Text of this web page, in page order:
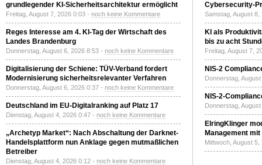
grundlegender KI-Sicherheitsarchitektur ermöglicht
Freitag, August 7, 2026 0:03 - noch keine Kommentare
Reges Interesse am 4. KI-Tag der Wirtschaft des
Landes Brandenburg
Donnerstag, August 6, 2026 8:53 - noch keine Kommentare
Digitalisierung der Schiene: TÜV-Verband fordert
Modernisierung sicherheitsrelevanter Verfahren
Donnerstag, August 6, 2026 0:37 - noch keine Kommentare
Deutschland im EU-Digitalranking auf Platz 17
Dienstag, August 4, 2026 0:47 - noch keine Kommentare
„Archetyp Market“: Nach Abschaltung der Darknet-
Handelsplattform nun Anklage gegen mutmaßlichen
Betreiber
Dienstag, August 4, 2026 0:12 - noch keine Kommentare
Cybersecurity-
Samstag, August
KI als
bis zu acht
Freitag, August 7,
NIS-2
Donnerstag,
NIS-2-
Donnerstag,
ElringKlinger
Management
Mittwoch, August